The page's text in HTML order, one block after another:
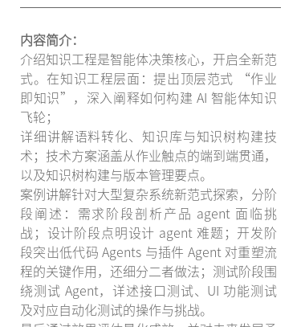
内容简介：
介绍知识工程是智能体决策核心，开启全新范
式。在知识工程层面：提出顶层范式 “作业
即知识”，深入阐释如何构建 AI 智能体知识
飞轮；
详细讲解语料转化、知识库与知识树构建技
术；技术方案涵盖从作业触点的端到端贯通，
以及知识树构建与版本管理要点。
案例讲解针对大型复杂系统新范式探索，分阶
段阐述：需求阶段剖析产品 agent 面临挑
战；设计阶段点明设计 agent 难题；开发阶
段突出低代码 Agents 与插件 Agent 对重塑流
程的关键作用，还细分二者做法；测试阶段围
绕测试 Agent，详述接口测试、UI 功能测试
及对应自动化测试的操作与挑战。